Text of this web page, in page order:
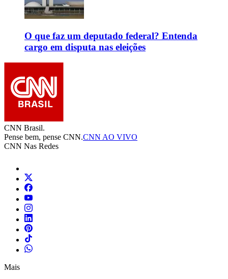
O que faz um deputado federal? Entenda
cargo em disputa nas eleições
CNN Brasil.
Pense bem, pense CNN.CNN AO VIVO
CNN Nas Redes
Mais